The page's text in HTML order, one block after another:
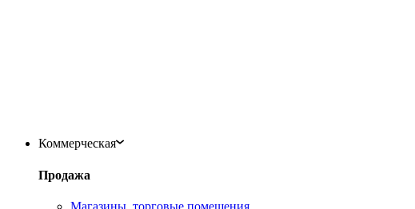
Коммерческая
Продажа
Магазины, торговые помещения